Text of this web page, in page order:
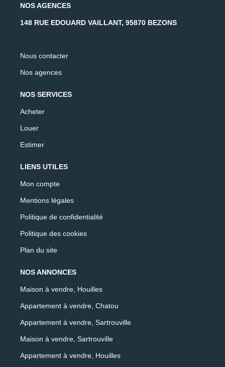
NOS AGENCES
148 RUE EDOUARD VAILLANT, 95870 BEZONS
Nous contacter
Nos agences
NOS SERVICES
Acheter
Louer
Estimer
LIENS UTILES
Mon compte
Mentions légales
Politique de confidentialité
Politique des cookies
Plan du site
NOS ANNONCES
Maison à vendre, Houilles
Appartement à vendre, Chatou
Appartement à vendre, Sartrouville
Maison à vendre, Sartrouville
Appartement à vendre, Houilles